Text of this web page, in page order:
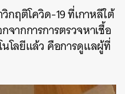
ฤติโควิด-19 ที่เกาหลีใต้
จากการการตรวจหาเชื้อ
นโลยีแล้ว คือการดูแลผู้ที่